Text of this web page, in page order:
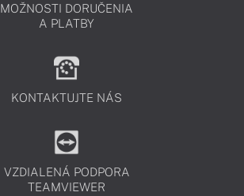
MOŽNOSTI DORUČENIA
A PLATBY
KONTAKTUJTE NÁS
VZDIALENÁ PODPORA
TEAMVIEWER